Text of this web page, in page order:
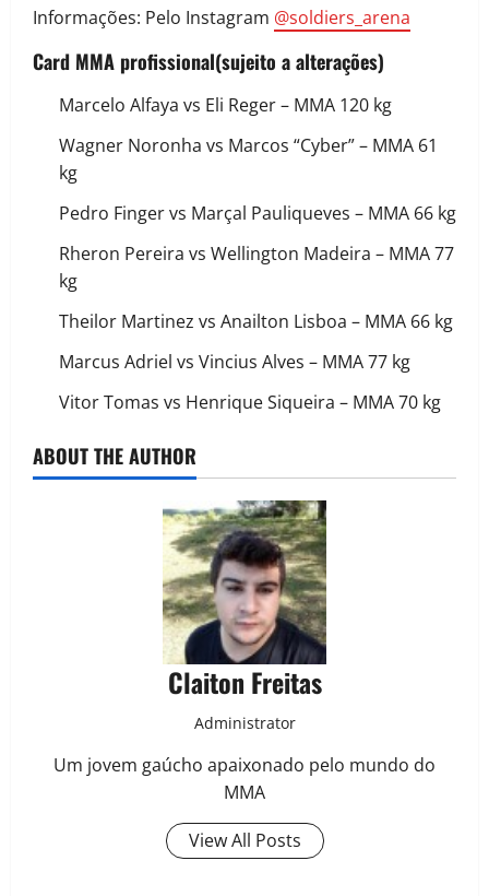
Informações: Pelo Instagram @soldiers_arena
Card MMA profissional(sujeito a alterações)
Marcelo Alfaya vs Eli Reger – MMA 120 kg
Wagner Noronha vs Marcos “Cyber” – MMA 61
kg
Pedro Finger vs Marçal Pauliqueves – MMA 66 kg
Rheron Pereira vs Wellington Madeira – MMA 77
kg
Theilor Martinez vs Anailton Lisboa – MMA 66 kg
Marcus Adriel vs Vincius Alves – MMA 77 kg
Vitor Tomas vs Henrique Siqueira – MMA 70 kg
ABOUT THE AUTHOR
Claiton Freitas
Administrator
Um jovem gaúcho apaixonado pelo mundo do
MMA
View All Posts